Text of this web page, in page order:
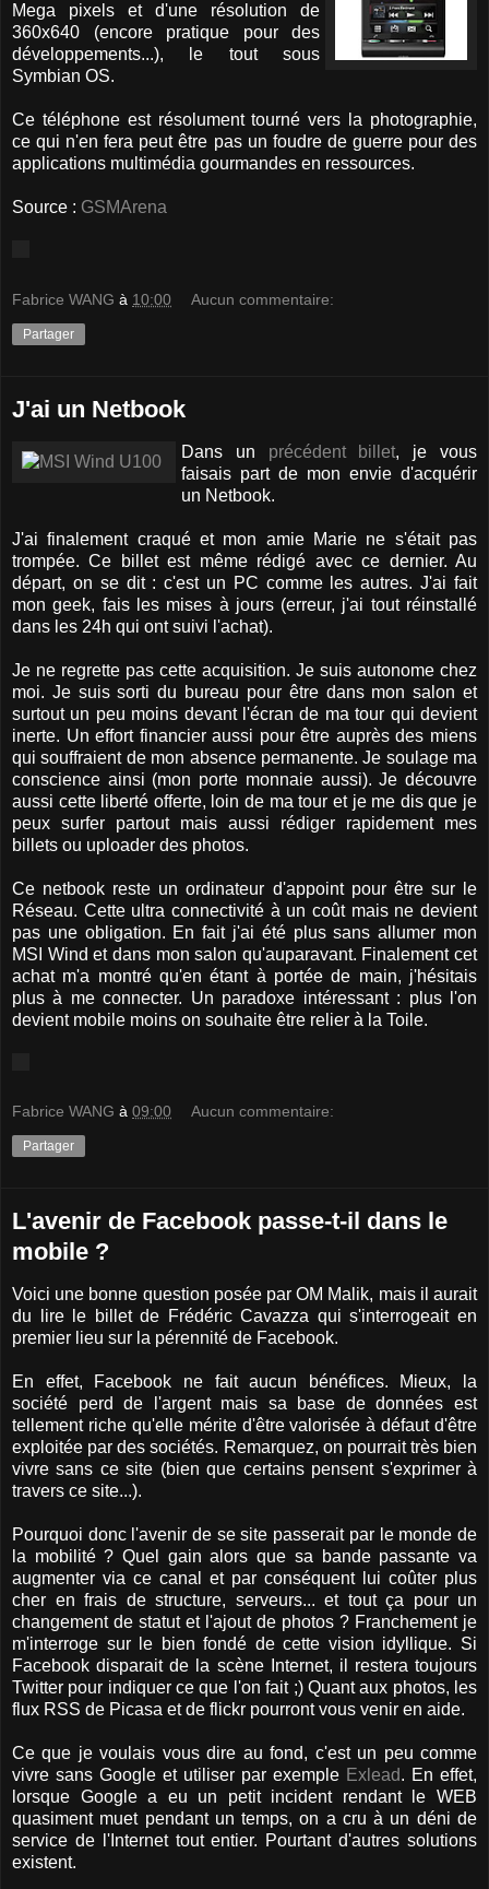
Mega pixels et d'une résolution de
360x640 (encore pratique pour des
développements...), le tout sous
Symbian OS.
Ce téléphone est résolument tourné vers la photographie,
ce qui n'en fera peut être pas un foudre de guerre pour des
applications multimédia gourmandes en ressources.
Source : GSMArena
Fabrice WANG à 10:00 Aucun commentaire:
Partager
J'ai un Netbook
Dans un précédent billet, je vous
faisais part de mon envie d'acquérir
un Netbook.
J'ai finalement craqué et mon amie Marie ne s'était pas
trompée. Ce billet est même rédigé avec ce dernier. Au
départ, on se dit : c'est un PC comme les autres. J'ai fait
mon geek, fais les mises à jours (erreur, j'ai tout réinstallé
dans les 24h qui ont suivi l'achat).
Je ne regrette pas cette acquisition. Je suis autonome chez
moi. Je suis sorti du bureau pour être dans mon salon et
surtout un peu moins devant l'écran de ma tour qui devient
inerte. Un effort financier aussi pour être auprès des miens
qui souffraient de mon absence permanente. Je soulage ma
conscience ainsi (mon porte monnaie aussi). Je découvre
aussi cette liberté offerte, loin de ma tour et je me dis que je
peux surfer partout mais aussi rédiger rapidement mes
billets ou uploader des photos.
Ce netbook reste un ordinateur d'appoint pour être sur le
Réseau. Cette ultra connectivité à un coût mais ne devient
pas une obligation. En fait j'ai été plus sans allumer mon
MSI Wind et dans mon salon qu'auparavant. Finalement cet
achat m'a montré qu'en étant à portée de main, j'hésitais
plus à me connecter. Un paradoxe intéressant : plus l'on
devient mobile moins on souhaite être relier à la Toile.
Fabrice WANG à 09:00 Aucun commentaire:
Partager
L'avenir de Facebook passe-t-il dans le
mobile ?
Voici une bonne question posée par OM Malik, mais il aurait
du lire le billet de Frédéric Cavazza qui s'interrogeait en
premier lieu sur la pérennité de Facebook.
En effet, Facebook ne fait aucun bénéfices. Mieux, la
société perd de l'argent mais sa base de données est
tellement riche qu'elle mérite d'être valorisée à défaut d'être
exploitée par des sociétés. Remarquez, on pourrait très bien
vivre sans ce site (bien que certains pensent s'exprimer à
travers ce site...).
Pourquoi donc l'avenir de se site passerait par le monde de
la mobilité ? Quel gain alors que sa bande passante va
augmenter via ce canal et par conséquent lui coûter plus
cher en frais de structure, serveurs... et tout ça pour un
changement de statut et l'ajout de photos ? Franchement je
m'interroge sur le bien fondé de cette vision idyllique. Si
Facebook disparait de la scène Internet, il restera toujours
Twitter pour indiquer ce que l'on fait ;) Quant aux photos, les
flux RSS de Picasa et de flickr pourront vous venir en aide.
Ce que je voulais vous dire au fond, c'est un peu comme
vivre sans Google et utiliser par exemple Exlead. En effet,
lorsque Google a eu un petit incident rendant le WEB
quasiment muet pendant un temps, on a cru à un déni de
service de l'Internet tout entier. Pourtant d'autres solutions
existent.